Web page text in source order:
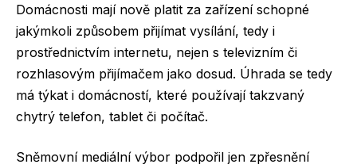
Domácnosti mají nově platit za zařízení schopné
jakýmkoli způsobem přijímat vysílání, tedy i
prostřednictvím internetu, nejen s televizním či
rozhlasovým přijímačem jako dosud. Úhrada se tedy
má týkat i domácností, které používají takzvaný
chytrý telefon, tablet či počítač.
Sněmovní mediální výbor podpořil jen zpřesnění